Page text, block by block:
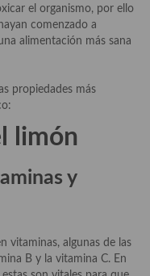
tostas y
el organismo, por ello
comenzado a
alimentación más sana
propiedades más
limón
y
vitaminas, algunas de las
B y la vitamina C. En